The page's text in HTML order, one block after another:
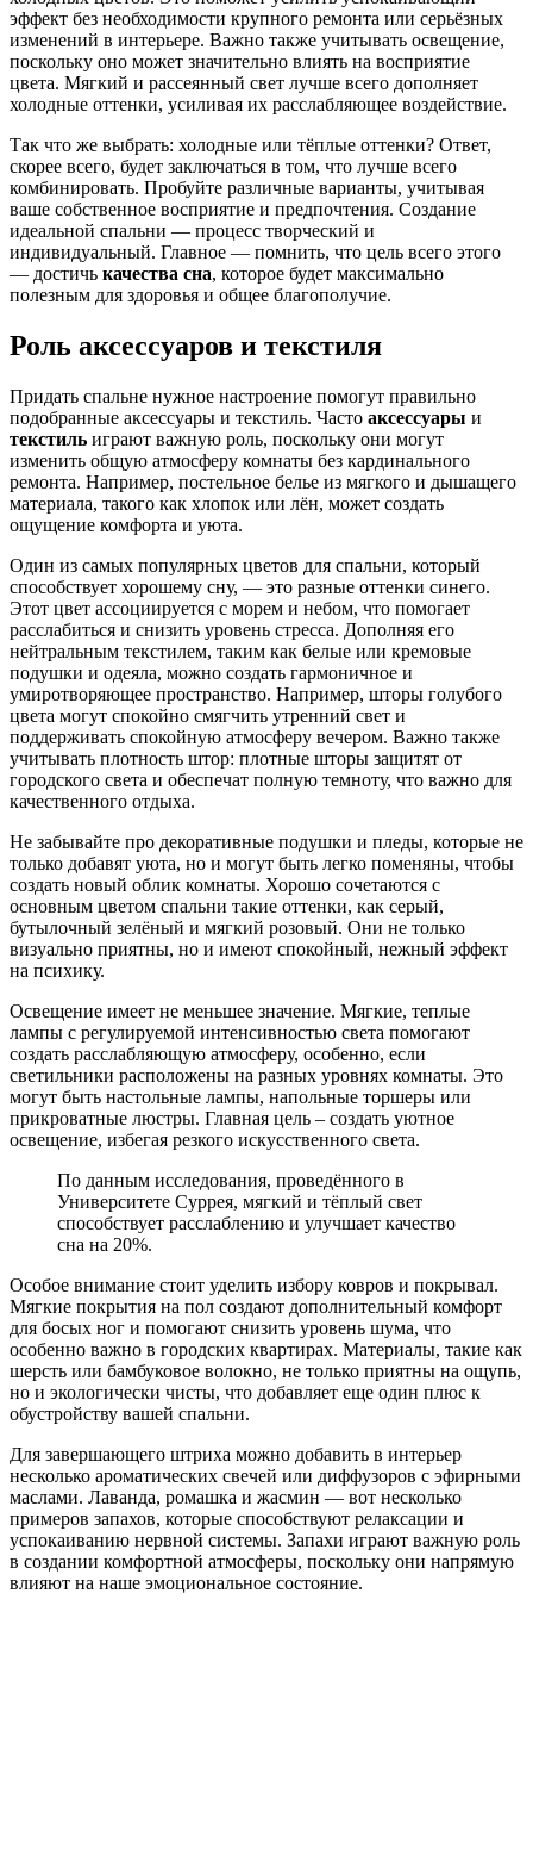
эффект без необходимости крупного ремонта или серьёзных
изменений в интерьере. Важно также учитывать освещение,
поскольку оно может значительно влиять на восприятие
цвета. Мягкий и рассеянный свет лучше всего дополняет
холодные оттенки, усиливая их расслабляющее воздействие.
Так что же выбрать: холодные или тёплые оттенки? Ответ,
скорее всего, будет заключаться в том, что лучше всего
комбинировать. Пробуйте различные варианты, учитывая
ваше собственное восприятие и предпочтения. Создание
идеальной спальни — процесс творческий и
индивидуальный. Главное — помнить, что цель всего этого
— достичь качества сна, которое будет максимально
полезным для здоровья и общее благополучие.
Роль аксессуаров и текстиля
Придать спальне нужное настроение помогут правильно
подобранные аксессуары и текстиль. Часто аксессуары и
текстиль играют важную роль, поскольку они могут
изменить общую атмосферу комнаты без кардинального
ремонта. Например, постельное белье из мягкого и дышащего
материала, такого как хлопок или лён, может создать
ощущение комфорта и уюта.
Один из самых популярных цветов для спальни, который
способствует хорошему сну, — это разные оттенки синего.
Этот цвет ассоциируется с морем и небом, что помогает
расслабиться и снизить уровень стресса. Дополняя его
нейтральным текстилем, таким как белые или кремовые
подушки и одеяла, можно создать гармоничное и
умиротворяющее пространство. Например, шторы голубого
цвета могут спокойно смягчить утренний свет и
поддерживать спокойную атмосферу вечером. Важно также
учитывать плотность штор: плотные шторы защитят от
городского света и обеспечат полную темноту, что важно для
качественного отдыха.
Не забывайте про декоративные подушки и пледы, которые не
только добавят уюта, но и могут быть легко поменяны, чтобы
создать новый облик комнаты. Хорошо сочетаются с
основным цветом спальни такие оттенки, как серый,
бутылочный зелёный и мягкий розовый. Они не только
визуально приятны, но и имеют спокойный, нежный эффект
на психику.
Освещение имеет не меньшее значение. Мягкие, теплые
лампы с регулируемой интенсивностью света помогают
создать расслабляющую атмосферу, особенно, если
светильники расположены на разных уровнях комнаты. Это
могут быть настольные лампы, напольные торшеры или
прикроватные люстры. Главная цель – создать уютное
освещение, избегая резкого искусственного света.
По данным исследования, проведённого в
Университете Суррея, мягкий и тёплый свет
способствует расслаблению и улучшает качество
сна на 20%.
Особое внимание стоит уделить избору ковров и покрывал.
Мягкие покрытия на пол создают дополнительный комфорт
для босых ног и помогают снизить уровень шума, что
особенно важно в городских квартирах. Материалы, такие как
шерсть или бамбуковое волокно, не только приятны на ощупь,
но и экологически чисты, что добавляет еще один плюс к
обустройству вашей спальни.
Для завершающего штриха можно добавить в интерьер
несколько ароматических свечей или диффузоров с эфирными
маслами. Лаванда, ромашка и жасмин — вот несколько
примеров запахов, которые способствуют релаксации и
успокаиванию нервной системы. Запахи играют важную роль
в создании комфортной атмосферы, поскольку они напрямую
влияют на наше эмоциональное состояние.